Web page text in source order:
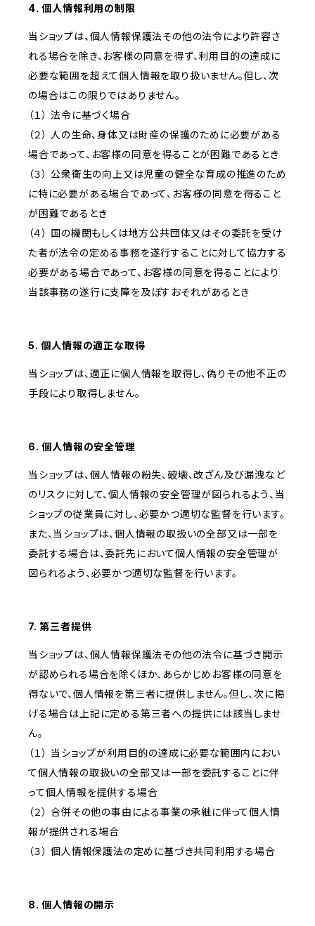
4. 個人情報利用の制限
当ショップは、個人情報保護法その他の法令により許容さ
れる場合を除き、お客様の同意を得ず、利用目的の達成に
必要な範囲を超えて個人情報を取り扱いません。但し、次
の場合はこの限りではありません。
（１） 法令に基づく場合
（２） 人の生命、身体又は財産の保護のために必要がある
場合であって、お客様の同意を得ることが困難であるとき
（３） 公衆衛生の向上又は児童の健全な育成の推進のため
に特に必要がある場合であって、お客様の同意を得ること
が困難であるとき
（４） 国の機関もしくは地方公共団体又はその委託を受け
た者が法令の定める事務を遂行することに対して協力する
必要がある場合であって、お客様の同意を得ることにより
当該事務の遂行に支障を及ぼすおそれがあるとき
5. 個人情報の適正な取得
当ショップは、適正に個人情報を取得し、偽りその他不正の
手段により取得しません。
6. 個人情報の安全管理
当ショップは、個人情報の紛失、破壊、改ざん及び漏洩など
のリスクに対して、個人情報の安全管理が図られるよう、当
ショップの従業員に対し、必要かつ適切な監督を行います。
また、当ショップは、個人情報の取扱いの全部又は一部を
委託する場合は、委託先において個人情報の安全管理が
図られるよう、必要かつ適切な監督を行います。
7. 第三者提供
当ショップは、個人情報保護法その他の法令に基づき開示
が認められる場合を除くほか、あらかじめお客様の同意を
得ないで、個人情報を第三者に提供しません。但し、次に掲
げる場合は上記に定める第三者への提供には該当しませ
ん。
（１） 当ショップが利用目的の達成に必要な範囲内におい
て個人情報の取扱いの全部又は一部を委託することに伴
って個人情報を提供する場合
（２） 合併その他の事由による事業の承継に伴って個人情
報が提供される場合
（３） 個人情報保護法の定めに基づき共同利用する場合
8. 個人情報の開示